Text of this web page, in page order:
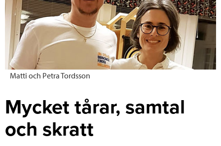
Matti och Petra Tordsson
Mycket tårar, samtal
och skratt